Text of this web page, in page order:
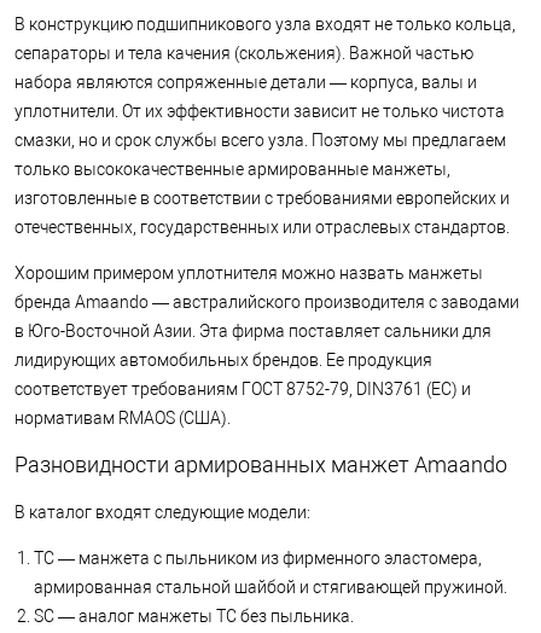
В конструкцию подшипникового узла входят не только кольца,
сепараторы и тела качения (скольжения). Важной частью
набора являются сопряженные детали — корпуса, валы и
уплотнители. От их эффективности зависит не только чистота
смазки, но и срок службы всего узла. Поэтому мы предлагаем
только высококачественные армированные манжеты,
изготовленные в соответствии с требованиями европейских и
отечественных, государственных или отраслевых стандартов.
Хорошим примером уплотнителя можно назвать манжеты
бренда Amaando — австралийского производителя с заводами
в Юго-Восточной Азии. Эта фирма поставляет сальники для
лидирующих автомобильных брендов. Ее продукция
соответствует требованиям ГОСТ 8752-79, DIN3761 (ЕС) и
нормативам RMAOS (США).
Разновидности армированных манжет Amaando
В каталог входят следующие модели:
ТС — манжета с пыльником из фирменного эластомера,
армированная стальной шайбой и стягивающей пружиной.
SС — аналог манжеты ТС без пыльника.